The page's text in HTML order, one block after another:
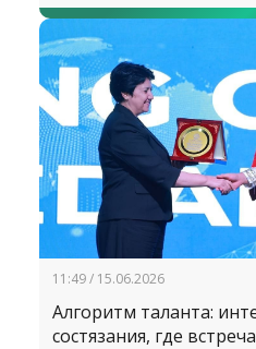
11:49 / 15.06.2026
Алгоритм таланта:
состязания, где